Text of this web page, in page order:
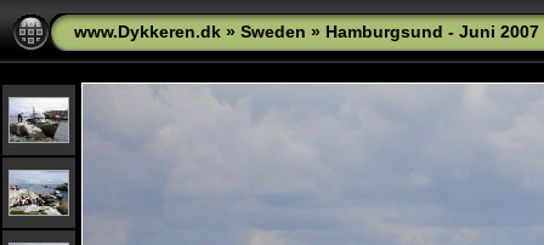
www.Dykkeren.dk » Sweden » Hamburgsund - Juni 2007